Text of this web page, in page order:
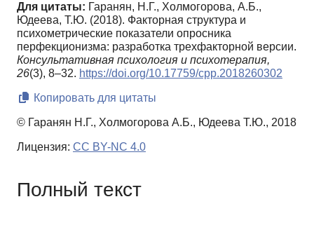
Для цитаты: Гаранян, Н.Г., Холмогорова, А.Б.,
Юдеева, Т.Ю. (2018). Факторная структура и
психометрические показатели опросника
перфекционизма: разработка трехфакторной версии.
Консультативная психология и психотерапия,
26(3), 8–32. https://doi.org/10.17759/cpp.2018260302
Копировать для цитаты
© Гаранян Н.Г., Холмогорова А.Б., Юдеева Т.Ю., 2018
Лицензия: CC BY-NC 4.0
Полный текст